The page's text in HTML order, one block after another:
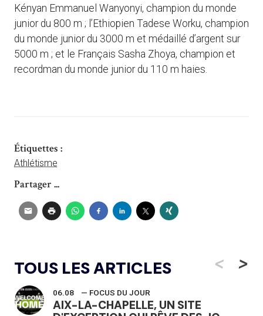
Kényan Emmanuel Wanyonyi, champion du monde
junior du 800 m ; l’Ethiopien Tadese Worku, champion
du monde junior du 3000 m et médaillé d’argent sur
5000 m ; et le Français Sasha Zhoya, champion et
recordman du monde junior du 110 m haies.
Étiquettes :
Athlétisme
Partager ...
TOUS LES ARTICLES <
06.08 — FOCUS DU JOUR
AIX-LA-CHAPELLE, UN SITE
>